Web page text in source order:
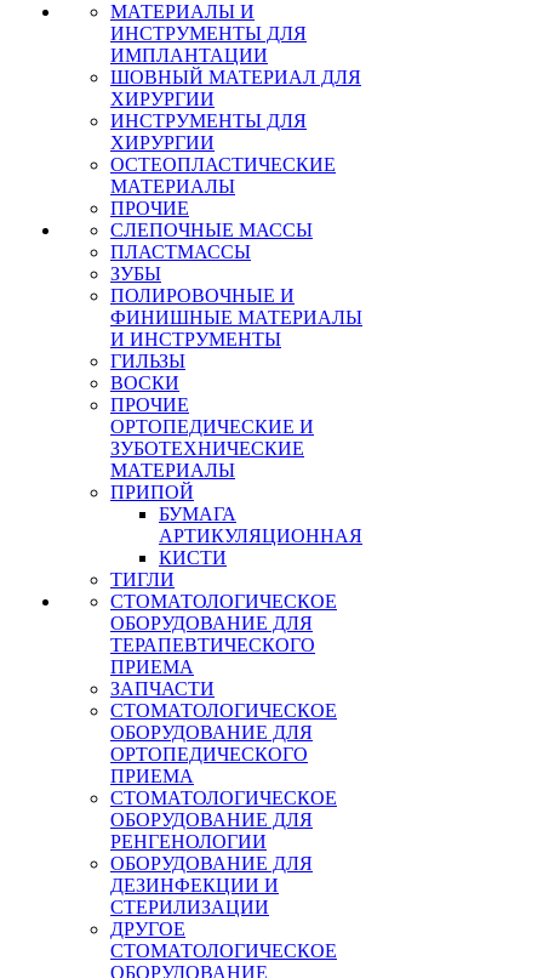
МАТЕРИАЛЫ И
ИНСТРУМЕНТЫ ДЛЯ
ИМПЛАНТАЦИИ
ШОВНЫЙ МАТЕРИАЛ ДЛЯ
ХИРУРГИИ
ИНСТРУМЕНТЫ ДЛЯ
ХИРУРГИИ
ОСТЕОПЛАСТИЧЕСКИЕ
МАТЕРИАЛЫ
ПРОЧИЕ
СЛЕПОЧНЫЕ МАССЫ
ПЛАСТМАССЫ
ЗУБЫ
ПОЛИРОВОЧНЫЕ И
ФИНИШНЫЕ МАТЕРИАЛЫ
И ИНСТРУМЕНТЫ
ГИЛЬЗЫ
ВОСКИ
ПРОЧИЕ
ОРТОПЕДИЧЕСКИЕ И
ЗУБОТЕХНИЧЕСКИЕ
МАТЕРИАЛЫ
ПРИПОЙ
БУМАГА
АРТИКУЛЯЦИОННАЯ
КИСТИ
ТИГЛИ
СТОМАТОЛОГИЧЕСКОЕ
ОБОРУДОВАНИЕ ДЛЯ
ТЕРАПЕВТИЧЕСКОГО
ПРИЕМА
ЗАПЧАСТИ
СТОМАТОЛОГИЧЕСКОЕ
ОБОРУДОВАНИЕ ДЛЯ
ОРТОПЕДИЧЕСКОГО
ПРИЕМА
СТОМАТОЛОГИЧЕСКОЕ
ОБОРУДОВАНИЕ ДЛЯ
РЕНГЕНОЛОГИИ
ОБОРУДОВАНИЕ ДЛЯ
ДЕЗИНФЕКЦИИ И
СТЕРИЛИЗАЦИИ
ДРУГОЕ
СТОМАТОЛОГИЧЕСКОЕ
ОБОРУДОВАНИЕ